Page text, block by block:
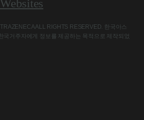
ALL RIGHTS RESERVED. 한국아스
국거주자에게 정보를 제공하는 목적으로 제작되었